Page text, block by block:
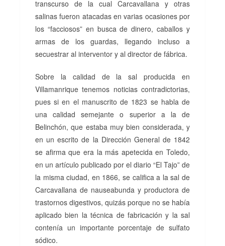
transcurso de la cual Carcavallana y otras
salinas fueron atacadas en varias ocasiones por
los “facciosos” en busca de dinero, caballos y
armas de los guardas, llegando incluso a
secuestrar al interventor y al director de fábrica.
Sobre la calidad de la sal producida en
Villamanrique tenemos noticias contradictorias,
pues si en el manuscrito de 1823 se habla de
una calidad semejante o superior a la de
Belinchón, que estaba muy bien considerada, y
en un escrito de la Dirección General de 1842
se afirma que era la más apetecida en Toledo,
en un artículo publicado por el diario “El Tajo” de
la misma ciudad, en 1866, se califica a la sal de
Carcavallana de nauseabunda y productora de
trastornos digestivos, quizás porque no se había
aplicado bien la técnica de fabricación y la sal
contenía un importante porcentaje de sulfato
sódico.